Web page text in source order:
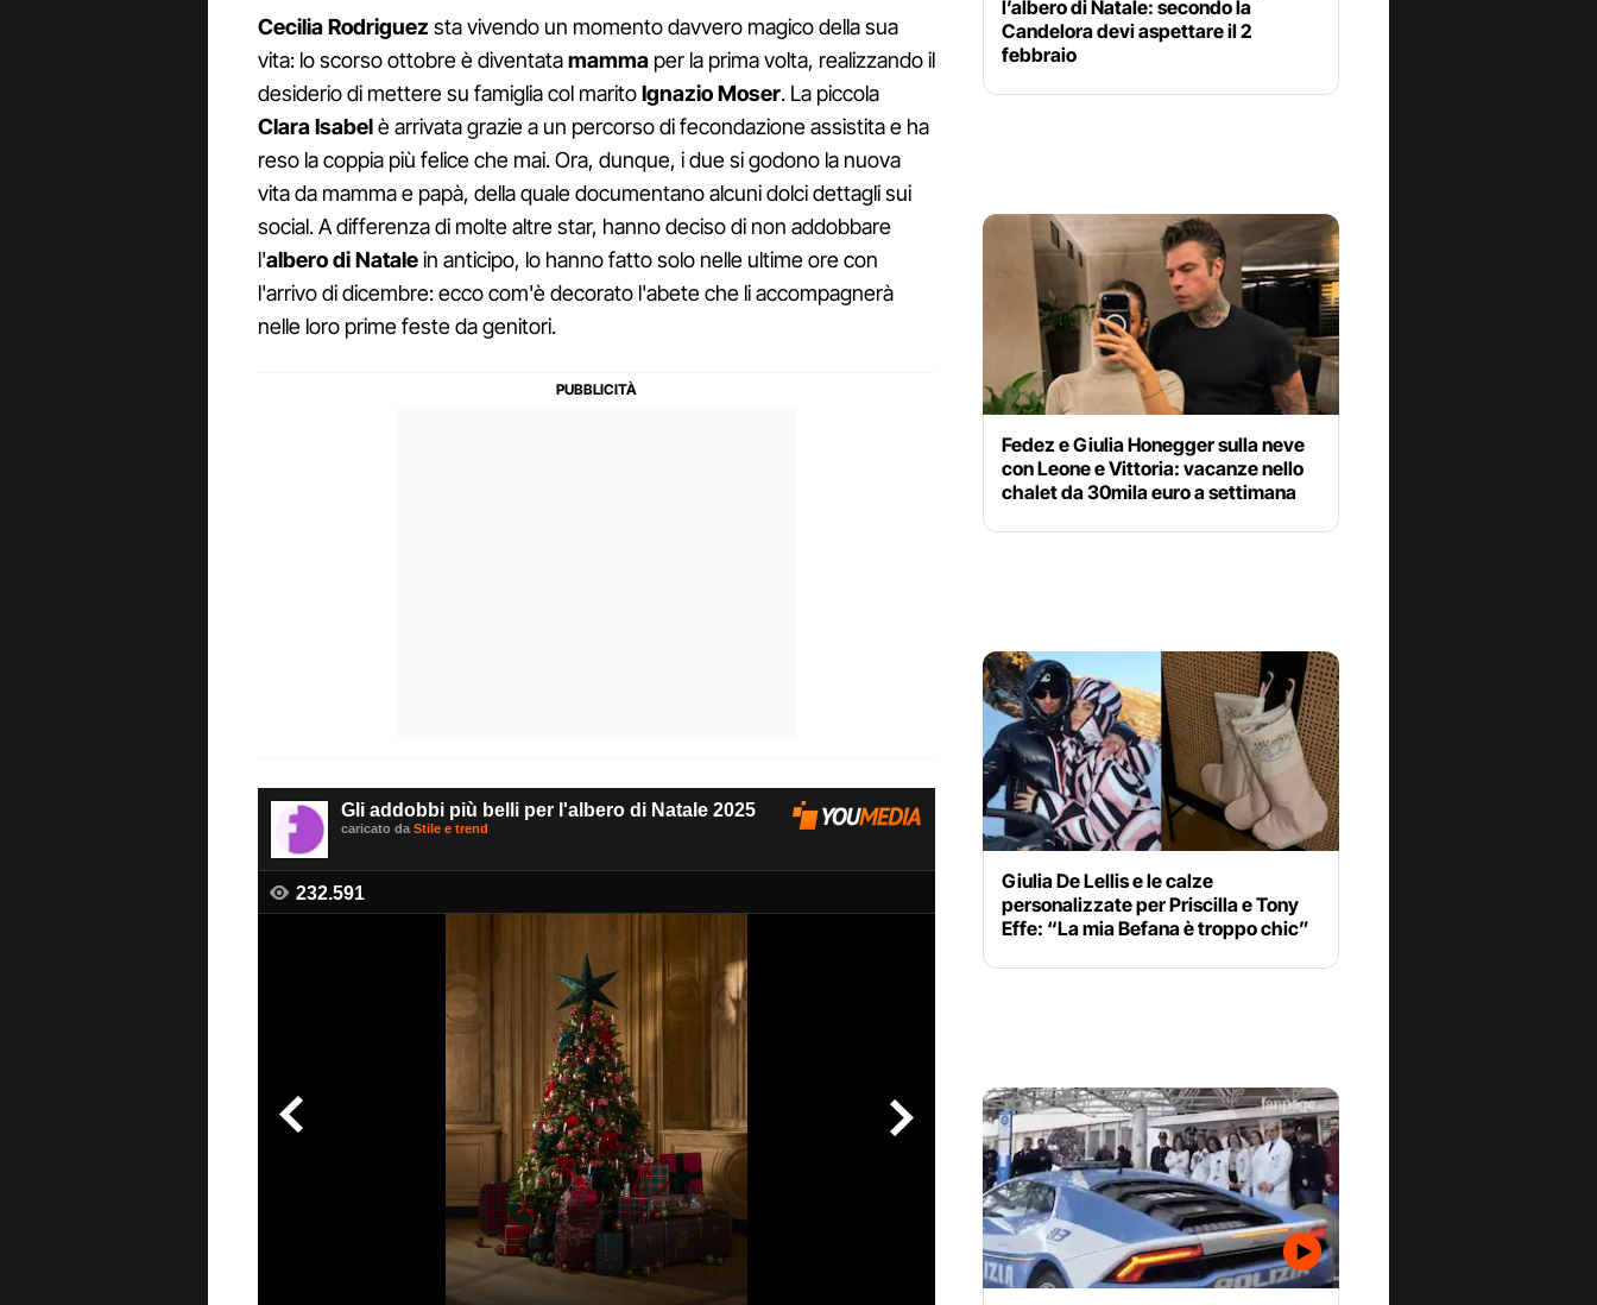
Cecilia Rodriguez sta vivendo un momento davvero magico della sua
vita: lo scorso ottobre è diventatamamma per la prima volta, realizzando il
desiderio di mettere su famiglia col maritoIgnazio Moser. La piccola
Clara Isabelè arrivata grazie a un percorso di fecondazione assistita e ha
reso la coppia più felice che mai. Ora, dunque, i due si godono la nuova
vita da mamma e papà, della quale documentano alcuni dolci dettagli sui
social. A differenza di molte altre star, hanno deciso di non addobbare
l'albero di Natalein anticipo, lo hanno fatto solo nelle ultime ore con
l'arrivo di dicembre: ecco com'è decorato l'abete che li accompagnerà
nelle loro prime feste da genitori.
l’albero di Natale: secondo la
Candelora devi aspettare il 2
febbraio
Fedez e Giulia Honegger sulla neve
con Leone e Vittoria: vacanze nello
chalet da 30mila euro a settimana
Giulia De Lellis e le calze
personalizzate per Priscilla e Tony
Effe: “La mia Befana è troppo chic”